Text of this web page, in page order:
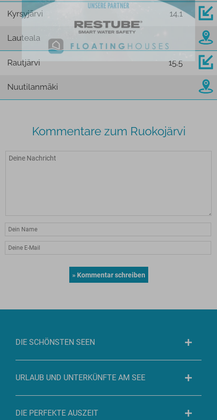
Kyrsyjärvi 14,1
Lauteala
Rautjärvi 15,5
Nuutilanmäki
Kommentare zum Ruokojärvi
DIE SCHÖNSTEN SEEN
URLAUB UND UNTERKÜNFTE AM SEE
DIE PERFEKTE AUSZEIT